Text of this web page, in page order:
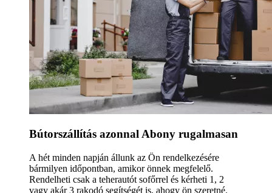
Bútorszállítás azonnal Abony rugalmasan
A hét minden napján állunk az Ön rendelkezésére
bármilyen időpontban, amikor önnek megfelelő.
Rendelheti csak a teherautót sofőrrel és kérheti 1, 2
vagy akár 3 rakodó segítségét is, ahogy ön szeretné.